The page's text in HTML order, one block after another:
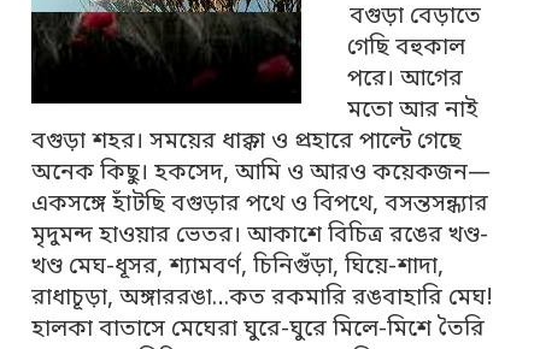
বগুড়া বেড়াতে
গেছি বহুকাল
পরে। আগের
মতো আর নাই
বগুড়া শহর। সময়ের ধাক্কা ও প্রহারে পাল্টে গেছে
অনেক কিছু। হকসেদ, আমি ও আরও কয়েকজন—
একসঙ্গে হাঁটছি বগুড়ার পথে ও বিপথে, বসন্তসন্ধ্যার
মৃদুমন্দ হাওয়ার ভেতর। আকাশে বিচিত্র রঙের খণ্ড-
খণ্ড মেঘ-ধূসর, শ্যামবর্ণ, চিনিগুঁড়া, ঘিয়ে-শাদা,
রাধাচূড়া, অঙ্গাররঙা…কত রকমারি রঙবাহারি মেঘ!
হালকা বাতাসে মেঘেরা ঘুরে-ঘুরে মিলে-মিশে তৈরি